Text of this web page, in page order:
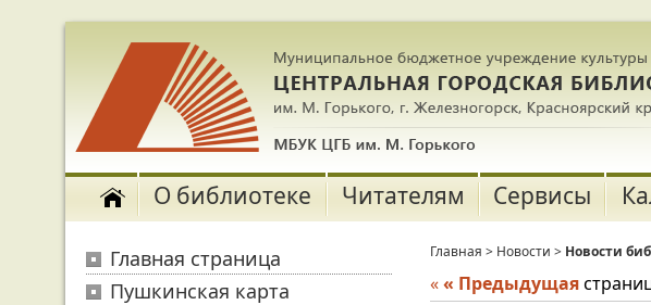
О библиотеке Читателям Сервисы
Главная страница
Пушкинская карта
Главная > Новости > Новости
«« Предыдущая